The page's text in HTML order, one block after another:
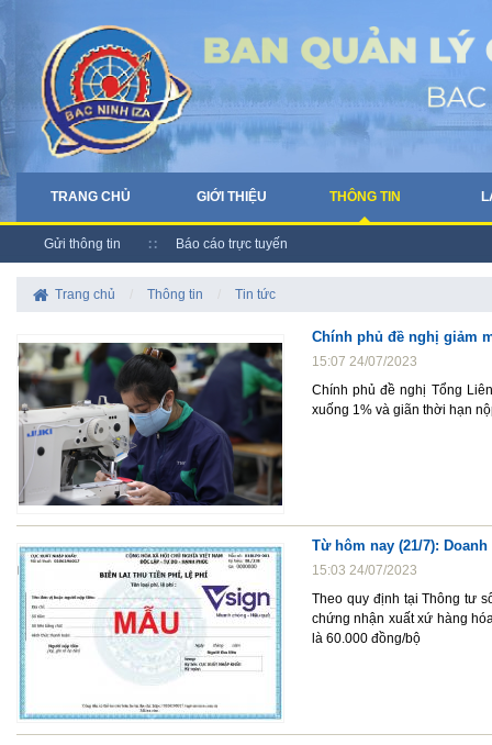
TRANG CHỦ GIỚI THIỆU THÔNG TIN
Gửi thông tin Báo cáo trực tuyến
Trang chủ Thông tin Tin tức
Chính phủ đề nghị giảm
15:07 24/07/2023
Chính phủ đề nghị Tổng
xuống 1% và giãn thời hạn
Từ hôm nay (21/7):
15:03 24/07/2023
Theo quy định tại Thông tư
chứng nhận xuất xứ hàng
là 60.000 đồng/bộ